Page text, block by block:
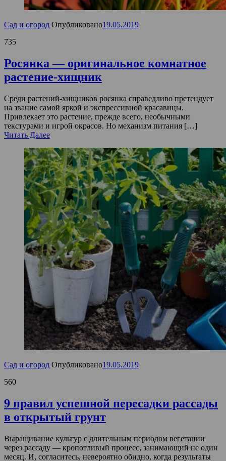
Сад и огород Опубликовано19.05.2019
735
Росянка — оригинальное комнатное
растение-хищник
Среди растений-хищников росянка справедливо претендует
на звание самой яркой и экспрессивной красавицы.
Привлекает это растение, прежде всего, необычными
текстурами и игрой окрасов. Но механизм питания […]
Читать Далее
Сад и огород Опубликовано19.05.2019
560
9 правил успешной пересадки рассады
в открытый грунт
Выращивание культур с длительным периодом вегетации
через рассаду — кропотливый процесс, занимающий не один
месяц. И, согласитесь, невероятно обидно, когда результаты